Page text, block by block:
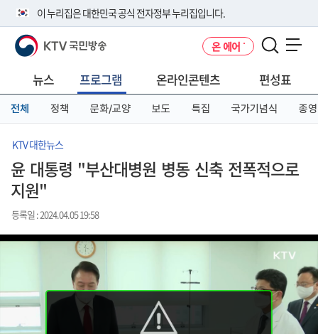
이 누리집은 대한민국 공식 전자정부 누리집입니다.
공식 누리집 주소 확인하기
니다.
이밖에 or.kr 또는 .kr등 다른 도메인 주소를 사용하고 있다면 아래 URL에
서 도메인 주소를 확인해 보세요
KTV 국민방송 온 에어
뉴스 프로그램 온라인콘텐츠 편성표
전체 정책 문화/교양 보도 특집 국가기념식 종영
KTV 대한뉴스
윤 대통령 "부산대병원 병동 신축 전폭적으로
지원"
등록일 : 2024.04.05 19:58